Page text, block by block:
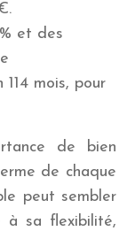
et des
mois, pour
de bien
de chaque
peut sembler
à sa flexibilité,